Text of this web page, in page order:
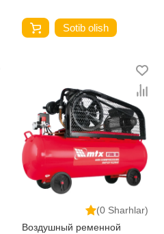
Sotib olish
(0 Sharhlar)
Воздушный ременной